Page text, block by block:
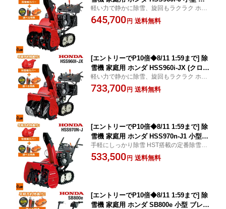
イブリッド エンジン式 除雪幅62cm 条
件付き送料無料
軽い力で静かに除雪、旋回もラクラク ホン
ダ除雪機 正規取扱店
645,700 円 送料無料
[エントリーでP10倍◆8/11 1:59まで] 除
雪機 家庭用 ホンダ HSS960i-JX (クロス
オーガ仕様) 小型 ハイブリッド エンジ
ン式 除雪幅62cm 条件付き送料無料
軽い力で静かに除雪、旋回もラクラク ホン
ダ除雪機 正規取扱店
733,700 円 送料無料
[エントリーでP10倍◆8/11 1:59まで] 除
雪機 家庭用 ホンダ HSS970n-J1 小型
エンジン式 除雪幅71cm 条件付き送料無
料
手軽にしっかり除雪 HST搭載の定番除雪機
ホンダ除雪機 正規取扱店
533,500 円 送料無料
[エントリーでP10倍◆8/11 1:59まで] 除
雪機 家庭用 ホンダ SB800e 小型 ブレー